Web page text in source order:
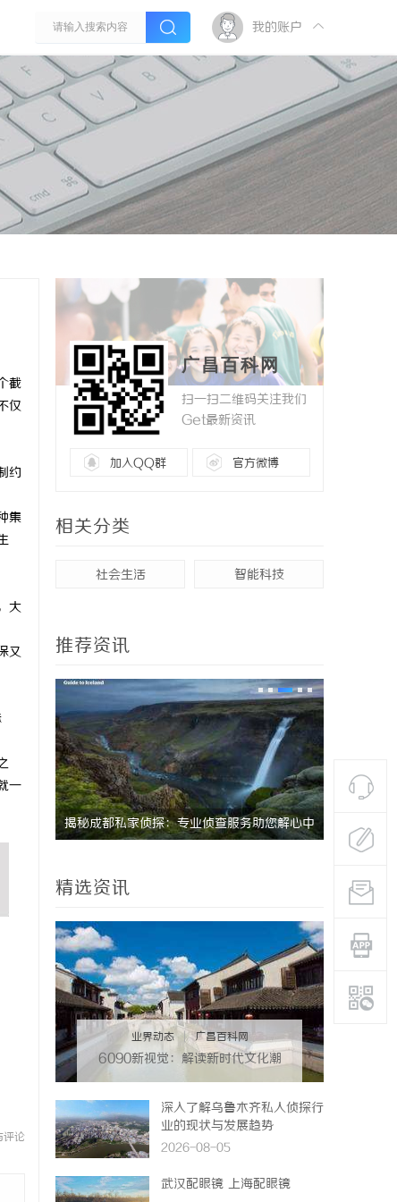
我的账户
截
仅
约
集
大
又
一
评论
广昌百科网
扫一扫二维码关注我们
Get最新资讯
加入QQ群 官方微博
相关分类
社会生活 智能科技
推荐资讯
守护 揭秘成都私家侦探：专业侦查服务助您解心中 全面解析
创新平台
精选资讯
业界动态 | 广昌百科网
6090新视觉：解读新时代文化潮
深入了解乌鲁木齐私人侦探行
业的现状与发展趋势
2026-08-05
武汉配眼镜 上海配眼镜